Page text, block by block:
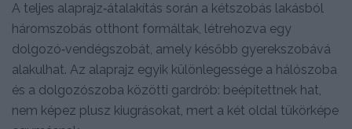
A teljes alaprajz‑átalakítás során a kétszobás lakásból
háromszobás otthont formáltak, létrehozva egy
dolgozó‑vendégszobát, amely később gyerekszobává
alakulhat. Az alaprajz egyik különlegessége a hálószoba
és a dolgozószoba közötti gardrób: beépítettnek hat,
nem képez plusz kiugrásokat, mert a két oldal tükörképe